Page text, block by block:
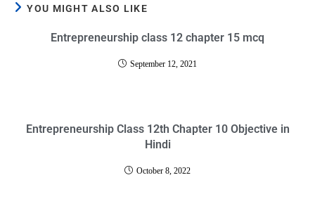
YOU MIGHT ALSO LIKE
Entrepreneurship class 12 chapter 15 mcq
September 12, 2021
Entrepreneurship Class 12th Chapter 10 Objective in
Hindi
October 8, 2022